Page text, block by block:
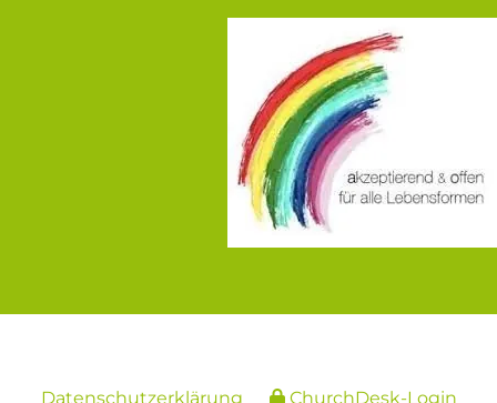
Datenschutzerklärung ChurchDesk-Login